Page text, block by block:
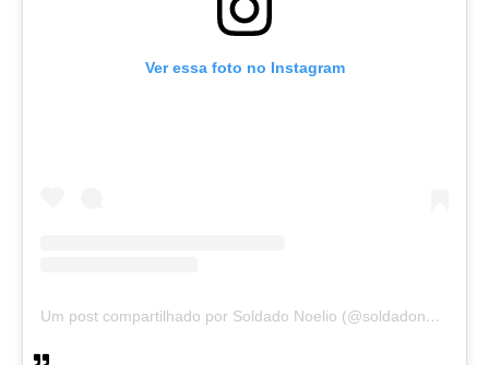
Ver essa foto no Instagram
Um post compartilhado por Soldado Noelio (@soldadonoelio)